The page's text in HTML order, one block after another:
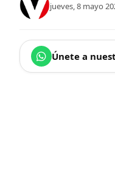
jueves, 8 mayo
Únete a